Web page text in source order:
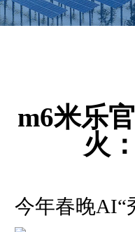
m6米乐
火
今年春晚AI“